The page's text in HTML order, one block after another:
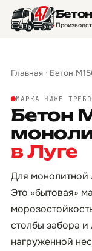
Главная · Бетон
МАРКА НИЖЕ
Бетон
в Луге
Для монолитной
Это «бытовая»
столбы забора и
нагруженной